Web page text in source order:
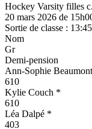
Hockey Varsity filles
20 mars 2026 de
Sortie de classe : 13:45
Nom
Gr
Demi-pension
Ann-Sophie
610
Kylie Couch *
610
Léa Dalpé *
403